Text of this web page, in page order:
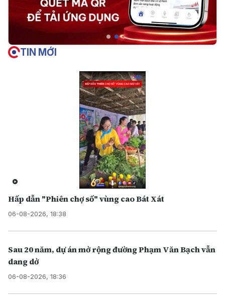
TIN MỚI
Hấp dẫn "Phiên chợ số" vùng cao Bát Xát
06-08-2026, 18:38
Sau 20 năm, dự án mở rộng đường Phạm Văn Bạch vẫn
dang dở
06-08-2026, 18:36